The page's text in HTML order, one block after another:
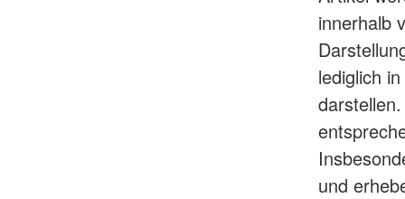
innerhalb
lediglich
und